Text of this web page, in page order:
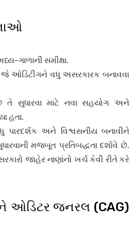
ગાળાની સમીક્ષા.
જે ઓડિટીંગને વધુ અસરકારક બનાવવા
તે સુધારવા માટે નવા સહયોગ અને
હતા.
અને વિશ્વસનીય બનાવીને
મજબૂત પ્રતિબદ્ધતા દર્શાવે છે.
જાહેર નાણાંનો ખર્ચ કેવી રીતે કરે
ઓડિટર જનરલ (CAG)